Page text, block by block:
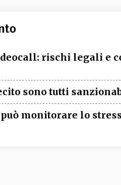
rischi legali e
sono tutti
monitorare lo